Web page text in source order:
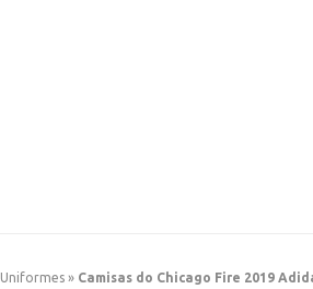
Uniformes » Camisas do Chicago Fire 2019